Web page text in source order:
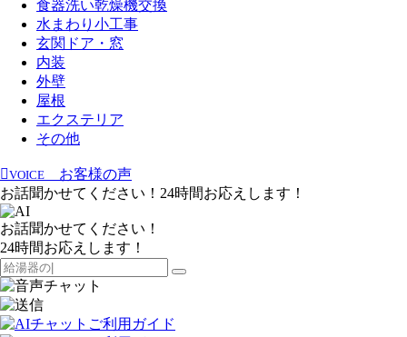
食器洗い乾燥機交換
水まわり小工事
玄関ドア・窓
内装
外壁
屋根
エクステリア
その他
VOICE
お客様の声
お話聞かせてください！24時間お応えします！
お話聞かせてください！
24時間お応えします！